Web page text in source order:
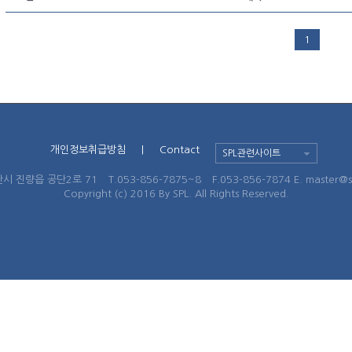
1
개인정보취급방침 Contact SPL관련사이트
시 진량읍 공단2로 71 T.053-856-7875~8 F.053-856-7874 E.
Copyright (c) 2016 By SPL. All Rights Reserved.